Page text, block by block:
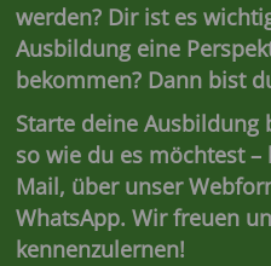
werden? Dir ist es
Ausbildung eine
bekommen? Dann bist
Starte deine
so wie du es möchtest
Mail, über unser
WhatsApp. Wir freuen
kennenzulernen!